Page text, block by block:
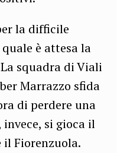
la difficile
è attesa la
squadra di Viali
Marrazzo sfida
di perdere una
si gioca il
il Fiorenzuola.